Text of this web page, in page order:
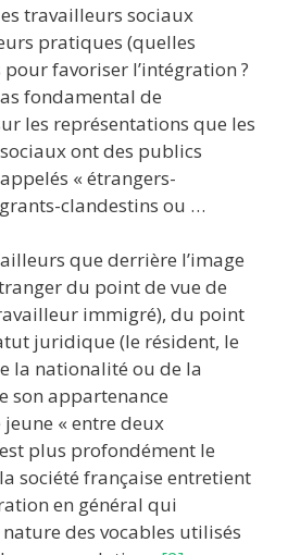
travailleurs sociaux
pratiques (quelles
favoriser l’intégration ?
fondamental de
les représentations que les
ont des publics
« étrangers-
clandestins ou …
que derrière l’image
du point de vue de
immigré), du point
juridique (le résident, le
la nationalité ou de la
son appartenance
« entre deux
plus profondément le
société française entretient
en général qui
des vocables utilisés